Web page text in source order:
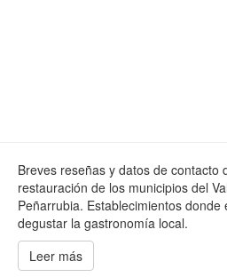
Breves reseñas y datos de contacto
restauración de los municipios del
Peñarrubia. Establecimientos
degustar la gastronomía local.
Leer más